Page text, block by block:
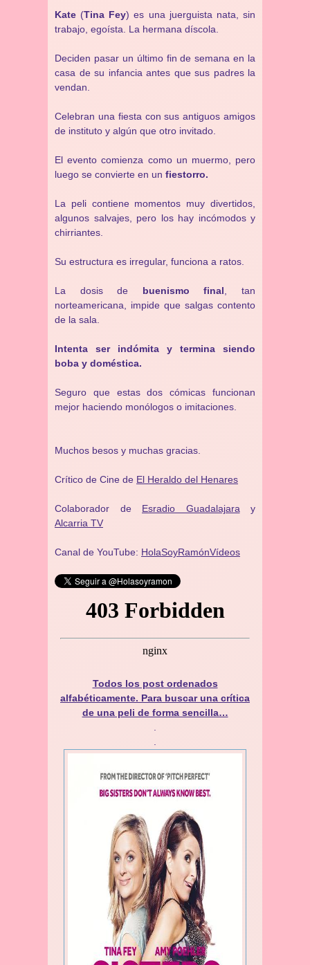
Kate (Tina Fey) es una juerguista nata, sin
trabajo, egoísta. La hermana díscola.
Deciden pasar un último fin de semana en la
casa de su infancia antes que sus padres la
vendan.
Celebran una fiesta con sus antiguos amigos
de instituto y algún que otro invitado.
El evento comienza como un muermo, pero
luego se convierte en un fiestorro.
La peli contiene momentos muy divertidos,
algunos salvajes, pero los hay incómodos y
chirriantes.
Su estructura es irregular, funciona a ratos.
La dosis de buenismo final , tan
norteamericana, impide que salgas contento
de la sala.
Intenta ser indómita y termina siendo
boba y doméstica.
Seguro que estas dos cómicas funcionan
mejor haciendo monólogos o imitaciones.
Muchos besos y muchas gracias.
Crítico de Cine de El Heraldo del Henares
Colaborador de Esradio Guadalajara y
Alcarria TV
Canal de YouTube: HolaSoyRamónVídeos
Todos los post ordenados
alfabéticamente. Para buscar una crítica
de una peli de forma sencilla…